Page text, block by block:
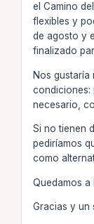
el Camino
flexibles y
de agosto y
finalizado
Nos gustaría
condiciones:
necesario,
Si no tienen
pediríamos
como
Quedamos a
Gracias y un